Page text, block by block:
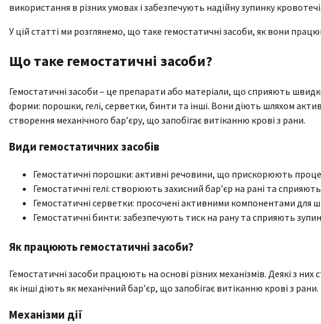
використання в різних умовах і забезпечують надійну зупинку кровотечі.
У цій статті ми розглянемо, що таке гемостатичні засоби, як вони
Що таке гемостатичні засоби?
Гемостатичні засоби – це препарати або матеріали, що сприяють
форми: порошки, гелі, серветки, бинти та інші. Вони діють шляхом
створення механічного бар’єру, що запобігає витіканню крові з рани.
Види гемостатичних засобів
Гемостатичні порошки: активні речовини, що прискорюють
Гемостатичні гелі: створюють захисний бар’єр на рані та
Гемостатичні серветки: просочені активними компонентами для
Гемостатичні бинти: забезпечують тиск на рану та сприяють
Як працюють гемостатичні засоби?
Гемостатичні засоби працюють на основі різних механізмів. Деякі з
як інші діють як механічний бар’єр, що запобігає витіканню крові з рани.
Механізми дії